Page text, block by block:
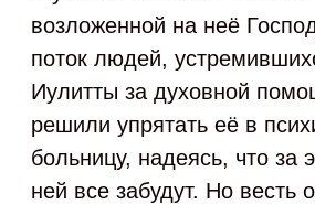
возложенной на неё
поток людей,
Иулитты за духовной
решили упрятать её в
больницу, надеясь, что за
ней все забудут. Но весть